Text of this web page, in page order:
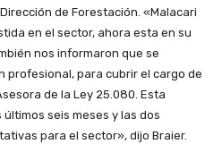
de Forestación. «Malacari
en el sector, ahora esta en su
nos informaron que se
profesional, para cubrir el cargo de
de la Ley 25.080. Esta
seis meses y las dos
para el sector», dijo Braier.